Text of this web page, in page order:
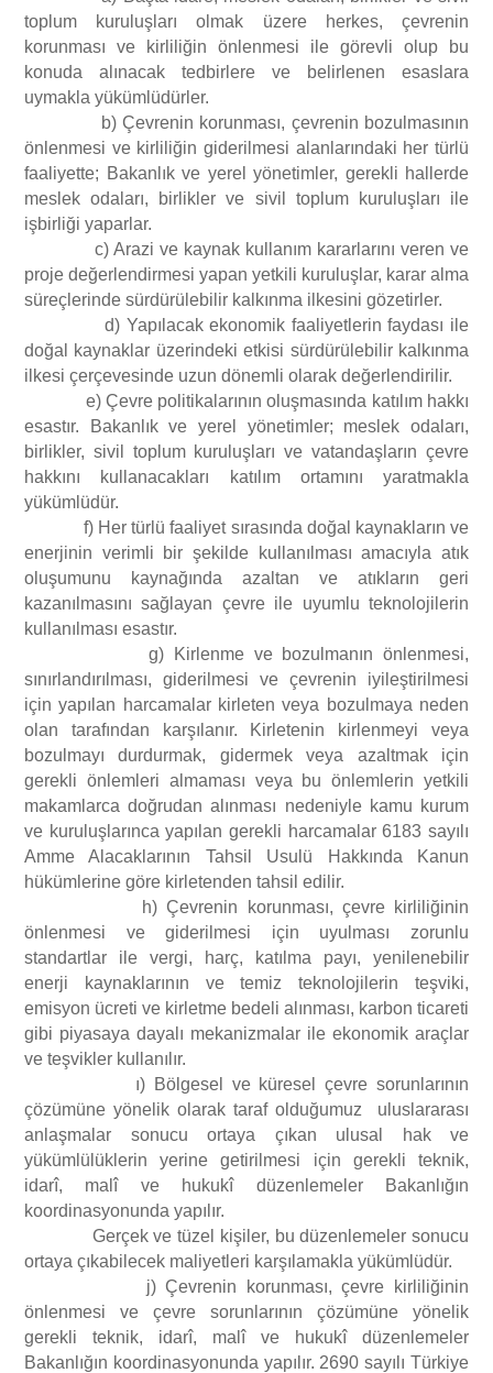
toplum kuruluşları olmak üzere herkes, çevrenin
korunması ve kirliliğin önlenmesi ile görevli olup bu
konuda alınacak tedbirlere ve belirlenen esaslara
uymakla yükümlüdürler.
b) Çevrenin korunması, çevrenin bozulmasının
önlenmesi ve kirliliğin giderilmesi alanlarındaki her türlü
faaliyette; Bakanlık ve yerel yönetimler, gerekli hallerde
meslek odaları, birlikler ve sivil toplum kuruluşları ile
işbirliği yaparlar.
c) Arazi ve kaynak kullanım kararlarını veren ve
proje değerlendirmesi yapan yetkili kuruluşlar, karar alma
süreçlerinde sürdürülebilir kalkınma ilkesini gözetirler.
d) Yapılacak ekonomik faaliyetlerin faydası ile
doğal kaynaklar üzerindeki etkisi sürdürülebilir kalkınma
ilkesi çerçevesinde uzun dönemli olarak değerlendirilir.
e) Çevre politikalarının oluşmasında katılım hakkı
esastır. Bakanlık ve yerel yönetimler; meslek odaları,
birlikler, sivil toplum kuruluşları ve vatandaşların çevre
hakkını kullanacakları katılım ortamını yaratmakla
yükümlüdür.
f) Her türlü faaliyet sırasında doğal kaynakların ve
enerjinin verimli bir şekilde kullanılması amacıyla atık
oluşumunu kaynağında azaltan ve atıkların geri
kazanılmasını sağlayan çevre ile uyumlu teknolojilerin
kullanılması esastır.
g) Kirlenme ve bozulmanın önlenmesi,
sınırlandırılması, giderilmesi ve çevrenin iyileştirilmesi
için yapılan harcamalar kirleten veya bozulmaya neden
olan tarafından karşılanır. Kirletenin kirlenmeyi veya
bozulmayı durdurmak, gidermek veya azaltmak için
gerekli önlemleri almaması veya bu önlemlerin yetkili
makamlarca doğrudan alınması nedeniyle kamu kurum
ve kuruluşlarınca yapılan gerekli harcamalar 6183 sayılı
Amme Alacaklarının Tahsil Usulü Hakkında Kanun
hükümlerine göre kirletenden tahsil edilir.
h) Çevrenin korunması, çevre kirliliğinin
önlenmesi ve giderilmesi için uyulması zorunlu
standartlar ile vergi, harç, katılma payı, yenilenebilir
enerji kaynaklarının ve temiz teknolojilerin teşviki,
emisyon ücreti ve kirletme bedeli alınması, karbon ticareti
gibi piyasaya dayalı mekanizmalar ile ekonomik araçlar
ve teşvikler kullanılır.
ı) Bölgesel ve küresel çevre sorunlarının
çözümüne yönelik olarak taraf olduğumuz uluslararası
anlaşmalar sonucu ortaya çıkan ulusal hak ve
yükümlülüklerin yerine getirilmesi için gerekli teknik,
idarî, malî ve hukukî düzenlemeler Bakanlığın
koordinasyonunda yapılır.
Gerçek ve tüzel kişiler, bu düzenlemeler sonucu
ortaya çıkabilecek maliyetleri karşılamakla yükümlüdür.
j) Çevrenin korunması, çevre kirliliğinin
önlenmesi ve çevre sorunlarının çözümüne yönelik
gerekli teknik, idarî, malî ve hukukî düzenlemeler
Bakanlığın koordinasyonunda yapılır. 2690 sayılı Türkiye